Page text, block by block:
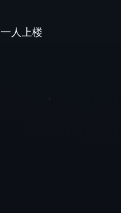
人上楼